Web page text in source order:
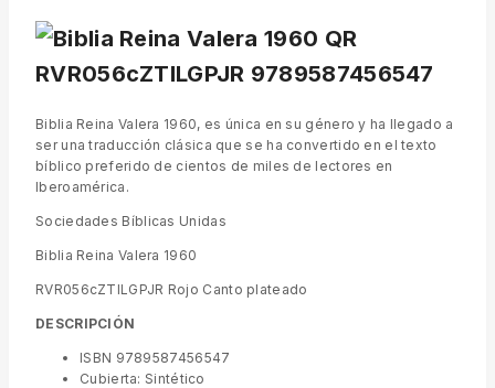
Biblia Reina Valera 1960, es única en su género y ha llegado a
ser una traducción clásica que se ha convertido en el texto
bíblico preferido de cientos de miles de lectores en
Iberoamérica.
Sociedades Bíblicas Unidas
Biblia Reina Valera 1960
RVR056cZTILGPJR Rojo Canto plateado
DESCRIPCIÓN
ISBN 9789587456547
Cubierta: Sintético